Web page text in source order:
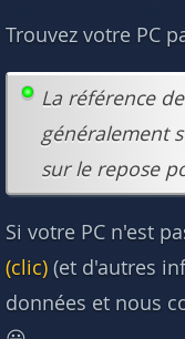
Trouvez votre PC
La référence
généralement
sur le repose
Si votre PC n'est
(clic) (et d'autres
données et nous